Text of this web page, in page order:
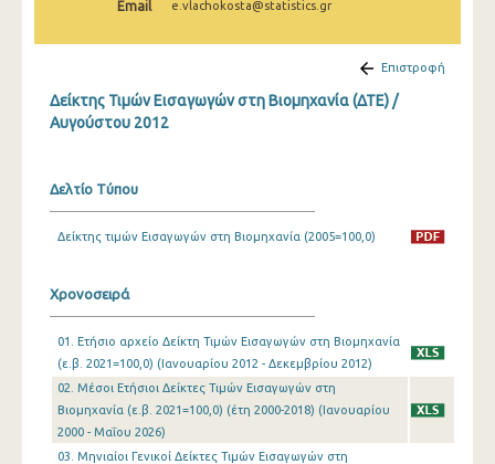
Νοεμβρίου 2024
Σεπτεμβρίου 2024
Ιουνίου 2024
Μαΐου 2024
Απριλίου 2024
Email e.vlachokosta@statistics.gr
Επιστροφή
Δείκτης Τιμών Εισαγωγών στη Βιομηχανία (ΔΤΕ) /
Αυγούστου 2012
Δελτίο Τύπου
Δείκτης τιμών Εισαγωγών στη Βιομηχανία (2005=100,0)
Χρονοσειρά
01. Ετήσιο αρχείο Δείκτη Τιμών Εισαγωγών στη Βιομηχανία
(ε.β. 2021=100,0) (Ιανουαρίου 2012 - Δεκεμβρίου 2012)
02. Μέσοι Ετήσιοι Δείκτες Τιμών Εισαγωγών στη
Βιομηχανία (ε.β. 2021=100,0) (έτη 2000-2018) (Ιανουαρίου
2000 - Μαΐου 2026)
03. Μηνιαίοι Γενικοί Δείκτες Τιμών Εισαγωγών στη